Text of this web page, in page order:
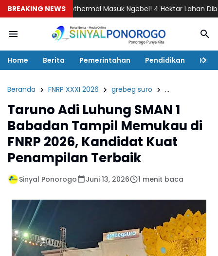
BREAKING NEWS
Geothermal Masuk Ngebel! 4 Hektar Lahan Dibebaskan,
Home Berita Pemerintahan Pendidikan
Beranda FNRP XXXI 2026 grebeg suro Pendidikan
Taruno Adi Luhung SMAN 1
Babadan Tampil Memukau di
FNRP 2026, Kandidat Kuat
Penampilan Terbaik
Sinyal Ponorogo Juni 13, 2026 1 menit baca